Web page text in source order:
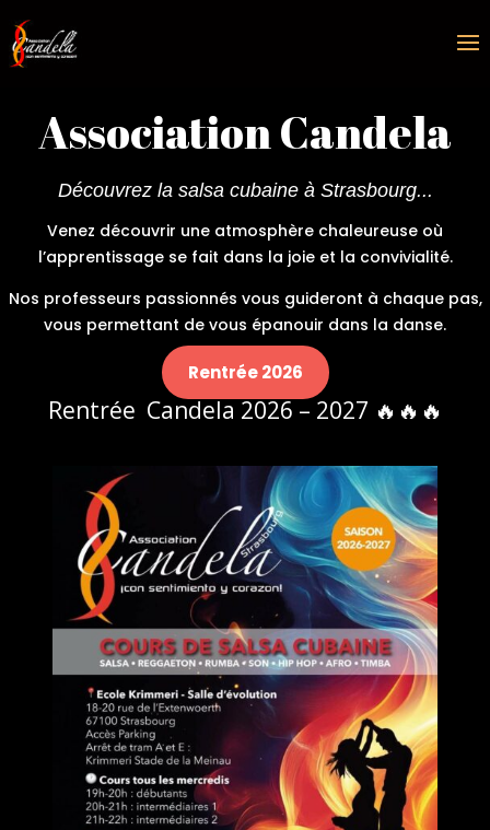
Association Candela
Découvrez la salsa cubaine à Strasbourg...
Venez découvrir une atmosphère chaleureuse où
l’apprentissage se fait dans la joie et la convivialité.
Nos professeurs passionnés vous guideront à chaque pas,
vous permettant de vous épanouir dans la danse.
Rentrée 2026
Rentrée Candela 2026 – 2027 🔥🔥🔥